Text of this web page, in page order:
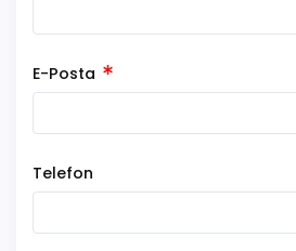
E-Posta
Telefon